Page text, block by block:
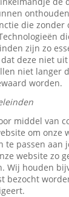
die zonder
zijn zo
deze niet
niet langer
worden.
middel van
om onze
te passen aan
website zo
Wij houden
bezocht